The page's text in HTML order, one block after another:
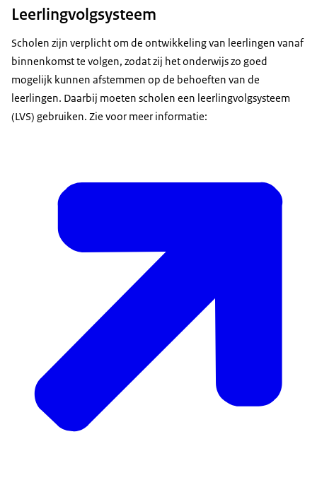
Leerlingvolgsysteem
Scholen zijn verplicht om de ontwikkeling van leerlingen vanaf
binnenkomst te volgen, zodat zij het onderwijs zo goed
mogelijk kunnen afstemmen op de behoeften van de
leerlingen. Daarbij moeten scholen een leerlingvolgsysteem
(LVS) gebruiken. Zie voor meer informatie: